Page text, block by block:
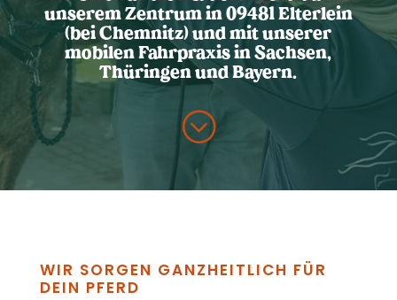
unserem Zentrum in 09481 Elterlein
(bei Chemnitz) und mit unserer
mobilen Fahrpraxis in Sachsen,
Thüringen und Bayern.
;
WIR SORGEN GANZHEITLICH FÜR
DEIN PFERD